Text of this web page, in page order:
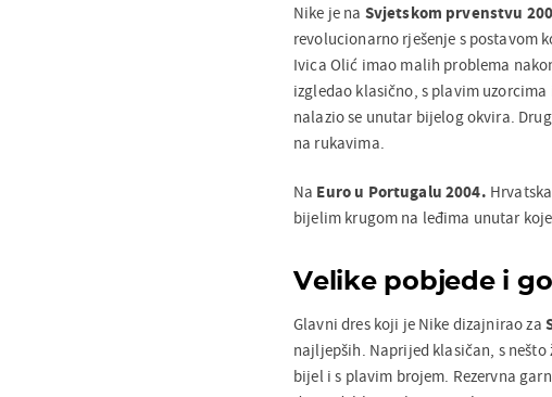
Nike je na Svjetskom prvenstvu
revolucionarno rješenje s postavom
Ivica Olić imao malih problema
izgledao klasično, s plavim
nalazio se unutar bijelog okvira.
na rukavima.
Na Euro u Portugalu 2004.
bijelim krugom na leđima unutar
Velike pobjede i
Glavni dres koji je Nike dizajnirao za
najljepših. Naprijed klasičan, s
bijel i s plavim brojem. Rezervna